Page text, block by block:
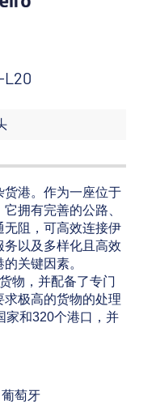
L20
货港。作为一座位于
拥有完善的公路、
无阻，可高效连接伊
务以及多样化且高效
关键因素。
物，并配备了专门
极高的货物的处理
家和320个港口，并
萄牙